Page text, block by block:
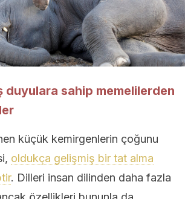
duyulara sahip memelilerden
küçük kemirgenlerin çoğunu
oldukça gelişmiş bir tat alma
. Dilleri insan dilinden daha fazla